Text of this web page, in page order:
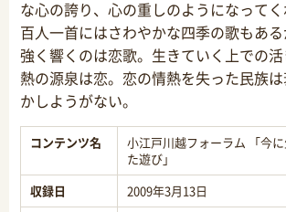
な心の誇り、心の重しのようになってく
百人一首にはさわやかな四季の歌もあ
強く響くのは恋歌。生きていく上での
熱の源泉は恋。恋の情熱を失った民族
かしようがない。
コンテンツ名
小江戸川越フォーラム 「今
た遊び」
収録日
2009年3月13日